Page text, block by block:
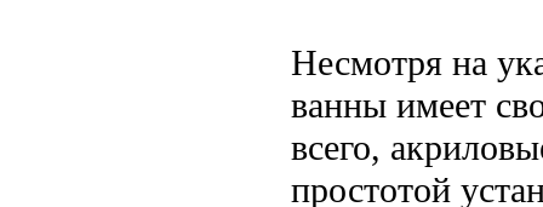
Несмотря на
ванны имеет
всего,
простотой